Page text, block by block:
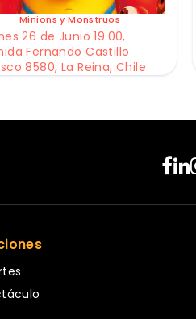
Minions y Monstruos
26 de Junio 19:00,
Fernando Castillo
8580, La Reina, Chile